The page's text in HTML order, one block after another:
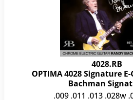
4028.RB
OPTIMA 4028 Signature
Bachman
.009 .011 .013 .028w